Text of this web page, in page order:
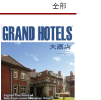
全部